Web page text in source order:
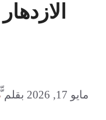
مايو 17, 2026 بقلم